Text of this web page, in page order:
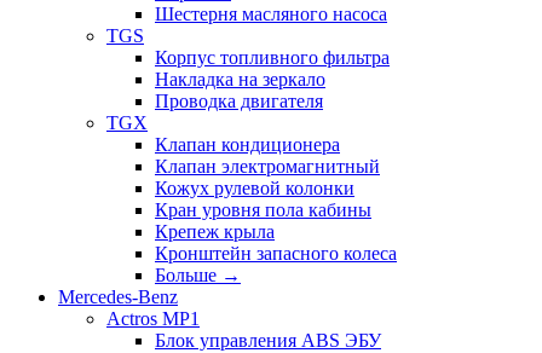
Шестерня масляного насоса
TGS
Корпус топливного фильтра
Накладка на зеркало
Проводка двигателя
TGX
Клапан кондиционера
Клапан электромагнитный
Кожух рулевой колонки
Кран уровня пола кабины
Крепеж крыла
Кронштейн запасного колеса
Больше →
Mercedes-Benz
Actros MP1
Блок управления ABS ЭБУ